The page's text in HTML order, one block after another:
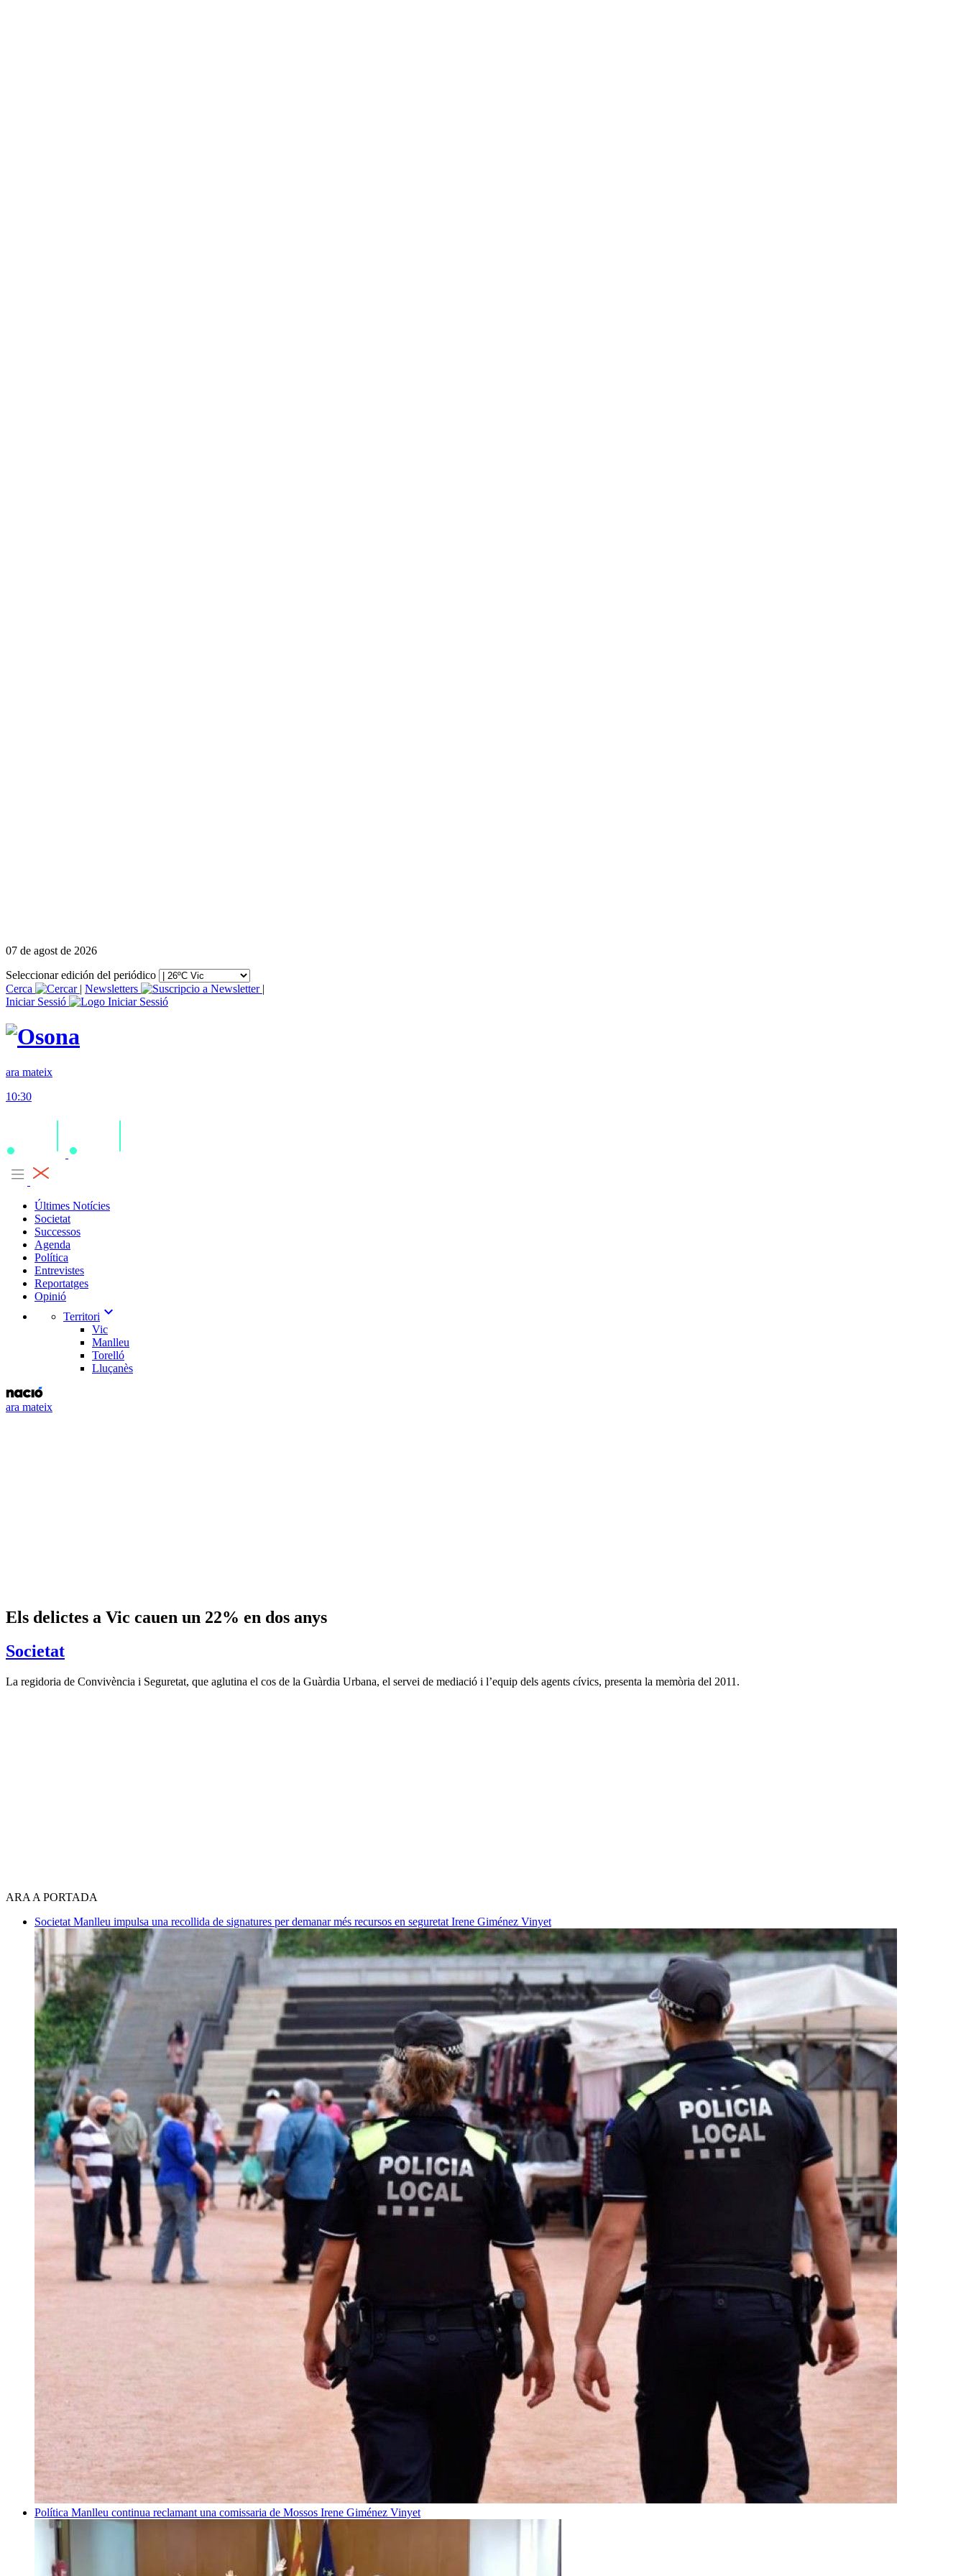
07 de agost de 2026
Seleccionar edición del periódico
Cerca
| Newsletters
|
Iniciar Sessió
ara mateix
10:30
Últimes Notícies
Societat
Successos
Agenda
Política
Entrevistes
Reportatges
Opinió
Territori expand_more
Vic
Manlleu
Torelló
Lluçanès
ara mateix
Els delictes a Vic cauen un 22% en dos anys
Societat
La regidoria de Convivència i Seguretat, que aglutina el cos de la Guàrdia Urbana, el servei de mediació i l’equip dels agents cívics, presenta la memòria del 2011.
ARA A PORTADA
Societat Manlleu impulsa una recollida de signatures per demanar més recursos en seguretat Irene Giménez Vinyet
Política Manlleu continua reclamant una comissaria de Mossos Irene Giménez Vinyet